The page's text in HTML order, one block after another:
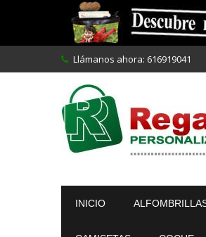
Llámanos ahora: 616919041
INICIO